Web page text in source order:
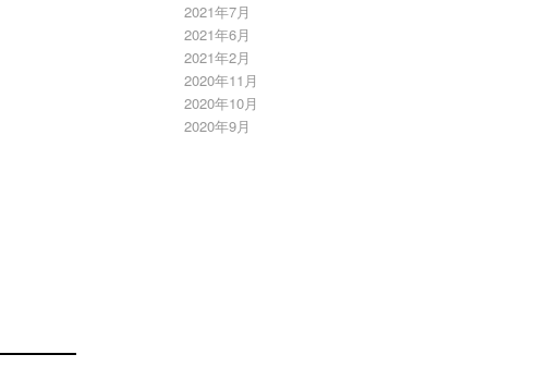
2021年7月
2021年6月
2021年2月
2020年11月
2020年10月
2020年9月